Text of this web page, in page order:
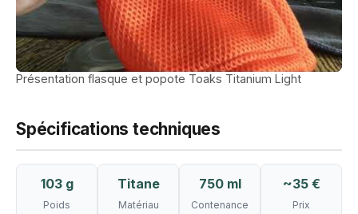
Présentation flasque et popote Toaks Titanium Light
Spécifications techniques
103 g
Poids
Titane
Matériau
750 ml
Contenance
~35 €
Prix